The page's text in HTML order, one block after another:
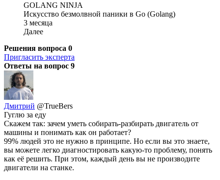
GOLANG NINJA
Искусство безмолвной паники в Go (Golang)
3 месяца
Далее
Решения вопроса 0
Пригласить эксперта
Ответы на вопрос 9
Дмитрий @TrueBers
Гуглю за еду
Скажем так: зачем уметь собирать-разбирать двигатель от
машины и понимать как он работает?
99% людей это не нужно в принципе. Но если вы это знаете,
вы можете легко диагностировать какую-то проблему, понять
как её решить. При этом, каждый день вы не производите
двигатели на станке.